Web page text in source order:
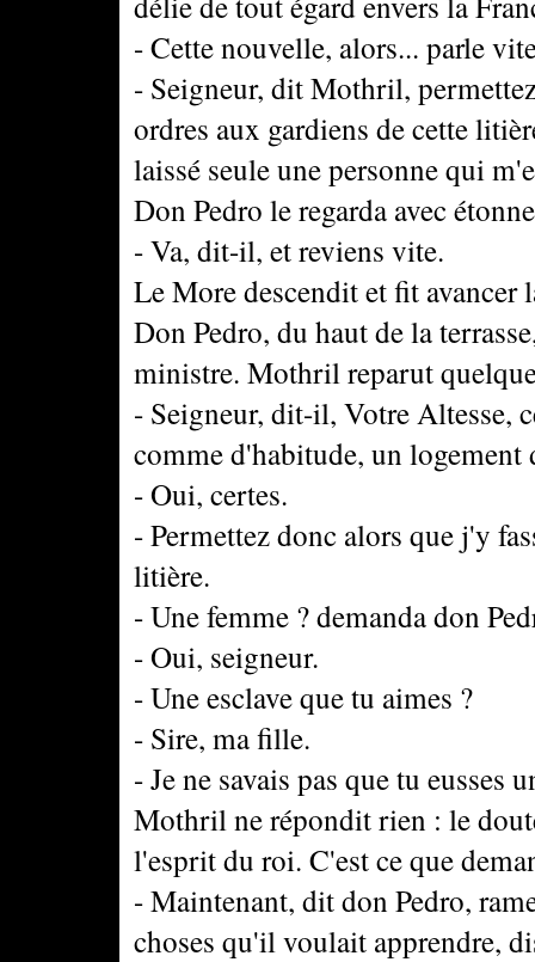
- Cette nouvelle, alors... parle
- Seigneur, dit Mothril,
ordres aux gardiens de cette
laissé seule une personne qui
Don Pedro le regarda avec
- Va, dit-il, et reviens vite.
Le More descendit et fit avancer
Don Pedro, du haut de la
ministre. Mothril reparut
- Seigneur, dit-il, Votre Altesse,
comme d'habitude, un logement
- Oui, certes.
- Permettez donc alors que j'y
litière.
- Une femme ? demanda don
- Oui, seigneur.
- Une esclave que tu aimes ?
- Sire, ma fille.
- Je ne savais pas que tu
Mothril ne répondit rien : le
l'esprit du roi. C'est ce que
- Maintenant, dit don Pedro,
choses qu'il voulait apprendre,